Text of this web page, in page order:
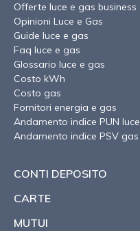
Offerte luce e gas business
Opinioni Luce e Gas
Guide luce e gas
Faq luce e gas
Glossario luce e gas
Costo kWh
Costo gas
Fornitori energia e gas
Andamento indice PUN luce
Andamento indice PSV gas
CONTI DEPOSITO
CARTE
MUTUI